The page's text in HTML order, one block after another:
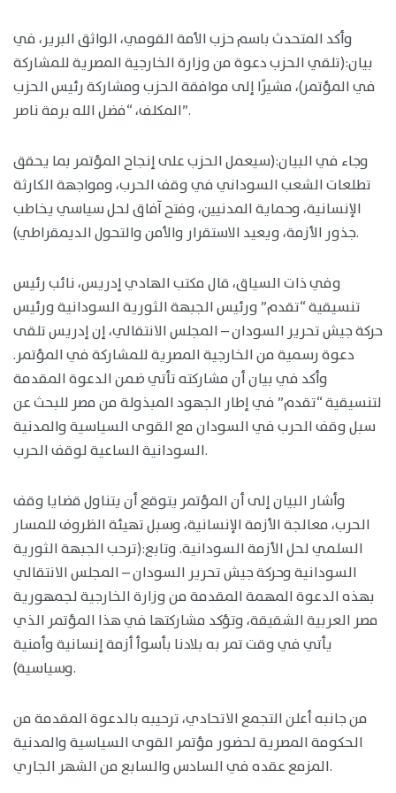
وأكد المتحدث باسم حزب الأمة القومي، الواثق البرير، في
بيان:(تلقي الحزب دعوة من وزارة الخارجية المصرية للمشاركة
في المؤتمر)، مشيرًا إلى موافقة الحزب ومشاركة رئيس الحزب
المكلف، “فضل الله برمة ناصر”.
وجاء في البيان:(سيعمل الحزب على إنجاح المؤتمر بما يحقق
تطلعات الشعب السوداني في وقف الحرب، ومواجهة الكارثة
الإنسانية، وحماية المدنيين، وفتح آفاق لحل سياسي يخاطب
جذور الأزمة، ويعيد الاستقرار والأمن والتحول الديمقراطي).
وفي ذات السياق، قال مكتب الهادي إدريس، نائب رئيس
تنسيقية “تقدم” ورئيس الجبهة الثورية السودانية ورئيس
حركة جيش تحرير السودان – المجلس الانتقالي، إن إدريس تلقى
دعوة رسمية من الخارجية المصرية للمشاركة في المؤتمر.
وأكد في بيان أن مشاركته تأتي ضمن الدعوة المقدمة
لتنسيقية “تقدم” في إطار الجهود المبذولة من مصر للبحث عن
سبل وقف الحرب في السودان مع القوى السياسية والمدنية
السودانية الساعية لوقف الحرب.
وأشار البيان إلى أن المؤتمر يتوقع أن يتناول قضايا وقف
الحرب، معالجة الأزمة الإنسانية، وسبل تهيئة الظروف للمسار
السلمي لحل الأزمة السودانية. وتابع:(ترحب الجبهة الثورية
السودانية وحركة جيش تحرير السودان – المجلس الانتقالي
بهذه الدعوة المهمة المقدمة من وزارة الخارجية لجمهورية
مصر العربية الشقيقة، وتؤكد مشاركتها في هذا المؤتمر الذي
يأتي في وقت تمر به بلادنا بأسوأ أزمة إنسانية وأمنية
وسياسية).
من جانبه أعلن التجمع الاتحادي، ترحيبه بالدعوة المقدمة من
الحكومة المصرية لحضور مؤتمر القوى السياسية والمدنية
المزمع عقده في السادس والسابع من الشهر الجاري.